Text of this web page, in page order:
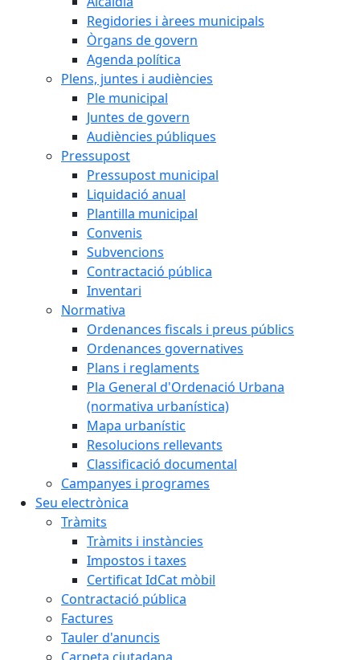
Regidories i àrees municipals
Òrgans de govern
Agenda política
Plens, juntes i audiències
Ple municipal
Juntes de govern
Audiències públiques
Pressupost
Pressupost municipal
Liquidació anual
Plantilla municipal
Convenis
Subvencions
Contractació pública
Inventari
Normativa
Ordenances fiscals i preus públics
Ordenances governatives
Plans i reglaments
Pla General d'Ordenació Urbana
(normativa urbanística)
Mapa urbanístic
Resolucions rellevants
Classificació documental
Campanyes i programes
Seu electrònica
Tràmits
Tràmits i instàncies
Impostos i taxes
Certificat IdCat mòbil
Contractació pública
Factures
Tauler d'anuncis